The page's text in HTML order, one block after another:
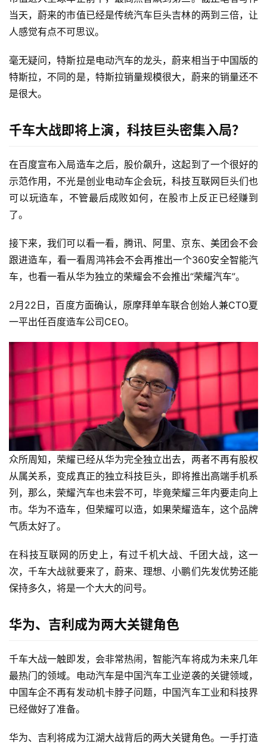
当天，蔚来的市值已经是传统汽车巨头吉林的两到三倍，让
人感觉有点不可思议。
毫无疑问，特斯拉是电动汽车的龙头，蔚来相当于中国版的
特斯拉，不同的是，特斯拉销量规模很大，蔚来的销量还不
是很大。
千车大战即将上演，科技巨头密集入局？
在百度宣布入局造车之后，股价飙升，这起到了一个很好的
示范作用，不光是创业电动车企会玩，科技互联网巨头们也
可以玩造车，不管最后成败如何，在股市上反正已经赚到
了。
接下来，我们可以看一看，腾讯、阿里、京东、美团会不会
跟进造车，看一看周鸿祎会不会再推出一个360安全智能汽
车，也看一看从华为独立的荣耀会不会推出“荣耀汽车”。
2月22日，百度方面确认，原摩拜单车联合创始人兼CTO夏
一平出任百度造车公司CEO。
众所周知，荣耀已经从华为完全独立出去，两者不再有股权
从属关系，变成真正的独立科技巨头，即将推出高端手机系
列，那么，荣耀汽车也未尝不可，毕竟荣耀三年内要走向上
市。华为不造车，但荣耀可以造，如果荣耀造车，这个品牌
气质太好了。
在科技互联网的历史上，有过千机大战、千团大战，这一
次，千车大战就要来了，蔚来、理想、小鹏们先发优势还能
保持多久，将是一个大大的问号。
华为、吉利成为两大关键角色
千车大战一触即发，会非常热闹，智能汽车将成为未来几年
最热门的领域。电动汽车是中国汽车工业逆袭的关键领域，
中国车企不再有发动机卡脖子问题，中国汽车工业和科技界
已经做好了准备。
华为、吉利将成为江湖大战背后的两大关键角色。一手打造